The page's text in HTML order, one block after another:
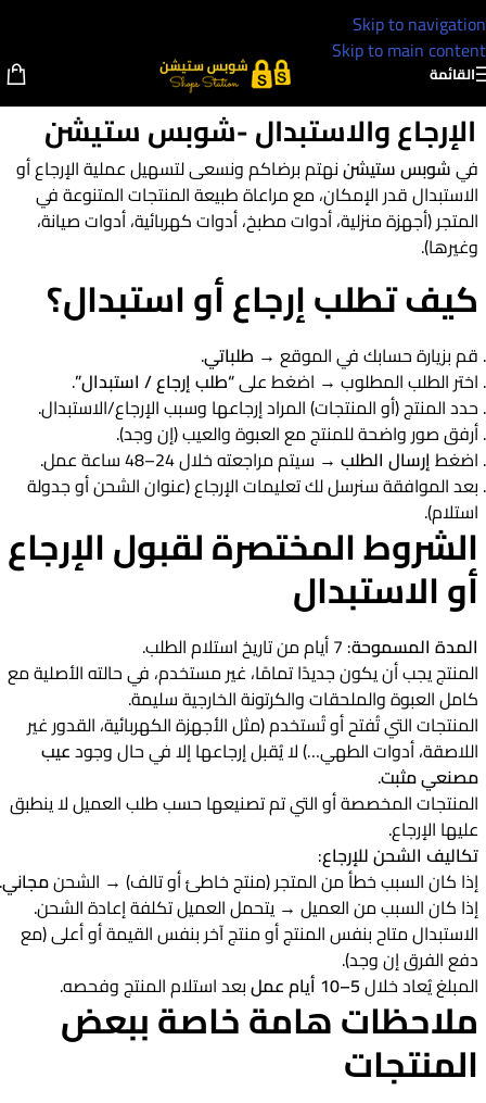
Skip to navigation
Skip to main content
القائمة
الإرجاع والاستبدال -شوبس ستيشن
فيشوبس ستيشننهتم برضاكم ونسعى لتسهيل عملية الإرجاع أو
الاستبدال قدر الإمكان، مع مراعاة طبيعة المنتجات المتنوعة في
المتجر (أجهزة منزلية، أدوات مطبخ، أدوات كهربائية، أدوات صيانة،
وغيرها).
كيف تطلب إرجاع أو استبدال؟
قم بزيارة حسابك في الموقع → طلباتي.
اختر الطلب المطلوب → اضغط على“طلب إرجاع / استبدال”.
حدد المنتج (أو المنتجات) المراد إرجاعها وسبب الإرجاع/الاستبدال.
أرفق صور واضحة للمنتج مع العبوة والعيب (إن وجد).
اضغطإرسال الطلب → سيتم مراجعته خلال 24–48 ساعة عمل.
بعد الموافقة سنرسل لك تعليمات الإرجاع (عنوان الشحن أو جدولة
استلام).
الشروط المختصرة لقبول الإرجاع
أو الاستبدال
المدة المسموحة: 7 أيام من تاريخ استلام الطلب.
المنتج يجب أن يكون جديدًا تمامًا، غير مستخدم، في حالته الأصلية مع
كامل العبوة والملحقات والكرتونة الخارجية سليمة.
المنتجات التي تُفتح أو تُستخدم (مثل الأجهزة الكهربائية، القدور غير
اللاصقة، أدوات الطهي…) لا يُقبل إرجاعها إلا في حال وجودعيب
مصنعي مثبت.
المنتجات المخصصة أو التي تم تصنيعها حسب طلب العميل لا ينطبق
عليها الإرجاع.
تكاليف الشحن للإرجاع:
إذا كان السبب خطأ من المتجر (منتج خاطئ أو تالف) → الشحنمجاني.
إذا كان السبب من العميل → يتحمل العميل تكلفة إعادة الشحن.
الاستبدال متاح بنفس المنتج أو منتج آخر بنفس القيمة أو أعلى (مع
دفع الفرق إن وجد).
المبلغ يُعاد خلال5–10 أيام عمل بعد استلام المنتج وفحصه.
ملاحظات هامة خاصة ببعض
المنتجات